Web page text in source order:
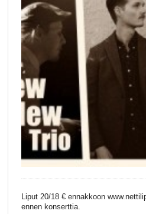
Liput 20/18 € ennakkoon
ennen konserttia.